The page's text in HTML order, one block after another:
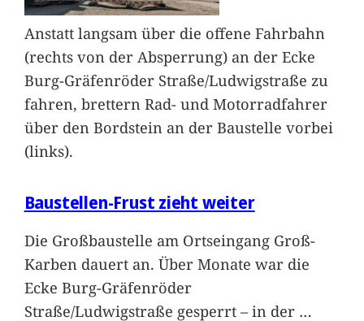
Anstatt langsam über die offene Fahrbahn
(rechts von der Absperrung) an der Ecke
Burg-Gräfenröder Straße/Ludwigstraße zu
fahren, brettern Rad- und Motorradfahrer
über den Bordstein an der Baustelle vorbei
(links).
Baustellen-Frust zieht weiter
Die Großbaustelle am Ortseingang Groß-
Karben dauert an. Über Monate war die
Ecke Burg-Gräfenröder
Straße/Ludwigstraße gesperrt – in der …